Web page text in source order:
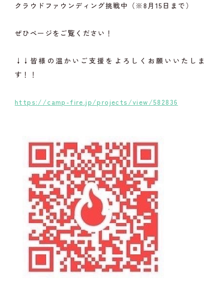
クラウドファウンディング挑戦中（※8月15日まで）
ぜひページをご覧ください！
↓↓皆様の温かいご支援をよろしくお願いいたしま
す！！
https://camp-fire.jp/projects/view/582836